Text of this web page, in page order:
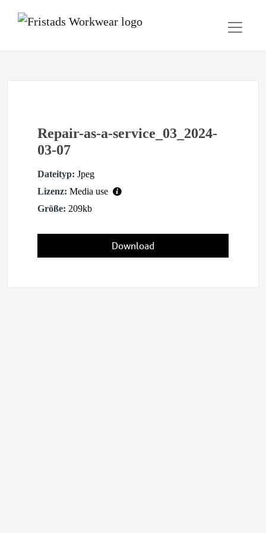
Repair-as-a-service_03_2024-
03-07
Dateityp: Jpeg
Lizenz: Media use
Größe: 209kb
Download